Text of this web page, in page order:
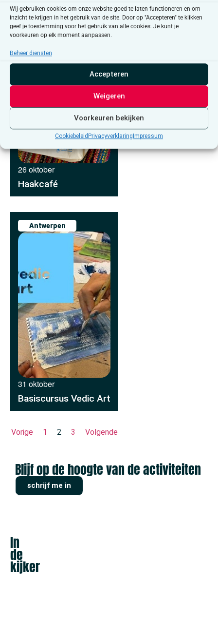
Wij gebruiken cookies om onze website goed te laten functioneren en om
inzicht te krijgen in het gebruik van de site. Door op "Accepteren" te klikken
geef je toestemming voor het gebruik van alle cookies. Je kunt je
voorkeuren op elk moment aanpassen.
Beheer diensten
Accepteren
Weigeren
Voorkeuren bekijken
Cookiebeleid Privacyverklaring Impressum
Antwerpen
26 oktober
Haakcafé
Antwerpen
31 oktober
Basiscursus Vedic Art
Vorige 1 2 3 Volgende
Blijf op de hoogte van de activiteiten
schrijf me in
In
de
kijker